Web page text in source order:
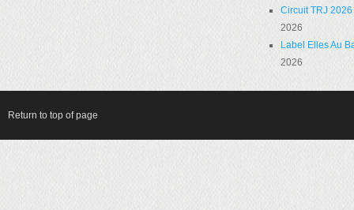
Circuit TRJ
2026
Label Elles Au
2026
Return to top of page